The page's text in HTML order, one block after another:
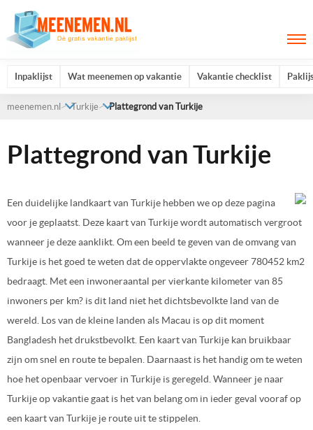
Inpaklijst Wat meenemen op vakantie Vakantie checklist
meenemen.nl Turkije Plattegrond van Turkije
Plattegrond van Turkije
Een duidelijke landkaart van Turkije hebben we op deze pagina
voor je geplaatst. Deze kaart van Turkije wordt automatisch vergroot
wanneer je deze aanklikt. Om een beeld te geven van de omvang van
Turkije is het goed te weten dat de oppervlakte ongeveer 780452 km2
bedraagt. Met een inwoneraantal per vierkante kilometer van 85
inwoners per km? is dit land niet het dichtsbevolkte land van de
wereld. Los van de kleine landen als Macau is op dit moment
Bangladesh het drukstbevolkt. Een kaart van Turkije kan bruikbaar
zijn om snel en route te bepalen. Daarnaast is het handig om te weten
hoe het openbaar vervoer in Turkije is geregeld. Wanneer je naar
Turkije op vakantie gaat is het van belang om in ieder geval vooraf op
een kaart van Turkije je route uit te stippelen.